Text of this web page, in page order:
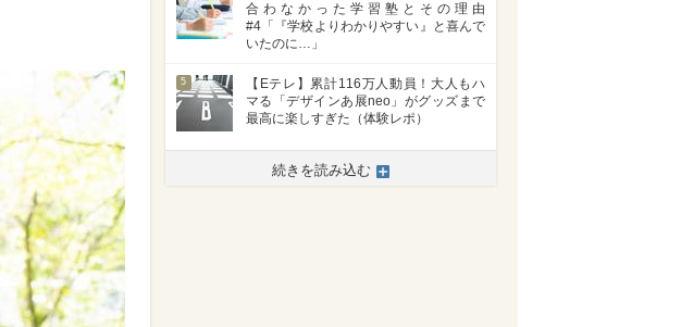
合わなかった学習塾とその理由
#4「『学校よりわかりやすい』と喜んで
いたのに…」
5
【Eテレ】累計116万人動員！大人もハ
マる「デザインあ展neo」がグッズまで
最高に楽しすぎた（体験レポ）
続きを読み込む